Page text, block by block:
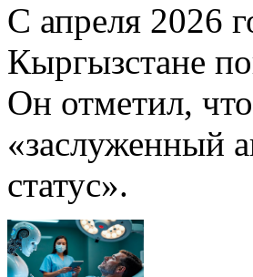
С апреля 2026
Кыргызстане
Он отметил,
«заслуженный
статус».